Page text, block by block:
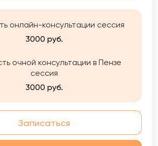
онлайн-консультации сессия
3000 руб.
очной консультации в Пензе
сессия
3000 руб.
Записаться